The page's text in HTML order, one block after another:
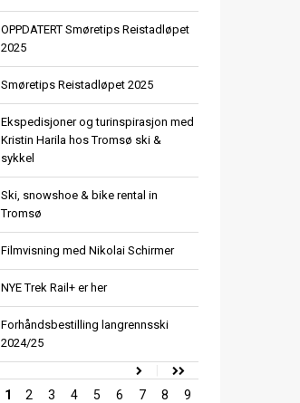
OPPDATERT Smøretips Reistadløpet
2025
Smøretips Reistadløpet 2025
Ekspedisjoner og turinspirasjon med
Kristin Harila hos Tromsø ski &
sykkel
Ski, snowshoe & bike rental in
Tromsø
Filmvisning med Nikolai Schirmer
NYE Trek Rail+ er her
Forhåndsbestilling langrennsski
2024/25
1 2 3 4 5 6 7 8 9